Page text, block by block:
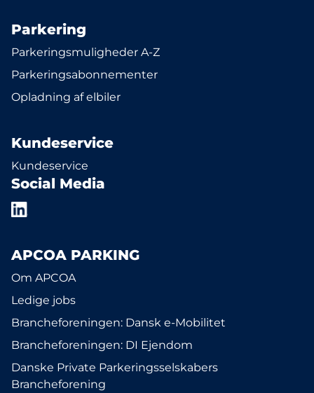
Parkering
Parkeringsmuligheder A-Z
Parkeringsabonnementer
Opladning af elbiler
Kundeservice
Kundeservice
Social Media
APCOA PARKING
Om APCOA
Ledige jobs
Brancheforeningen: Dansk e-Mobilitet
Brancheforeningen: DI Ejendom
Danske Private Parkeringsselskabers
Brancheforening